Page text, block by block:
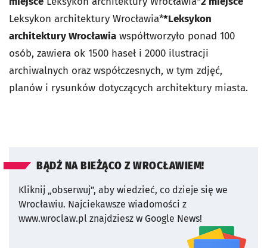
Leksykon architektury Wrocławia**Leksykon
architektury Wrocławia współtworzyło ponad 100
osób, zawiera ok 1500 haseł i 2000 ilustracji
archiwalnych oraz współczesnych, w tym zdjęć,
planów i rysunków dotyczących architektury miasta.
BĄDŹ NA BIEŻĄCO Z WROCŁAWIEM!
Kliknij „obserwuj”, aby wiedzieć, co dzieje się we
Wrocławiu. Najciekawsze wiadomości z
www.wroclaw.pl znajdziesz w Google News!